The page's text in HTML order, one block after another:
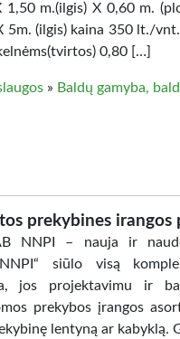
1,50 m.(ilgis) X 0,60 m.
5m. (ilgis) kaina 350 lt./
0,80 […]
» Baldų gamyba,
prekybines
NNPI – nauja ir
siūlo visą
jos projektavimu ir
prekybos įrangos
lentyną ar kabyklą.